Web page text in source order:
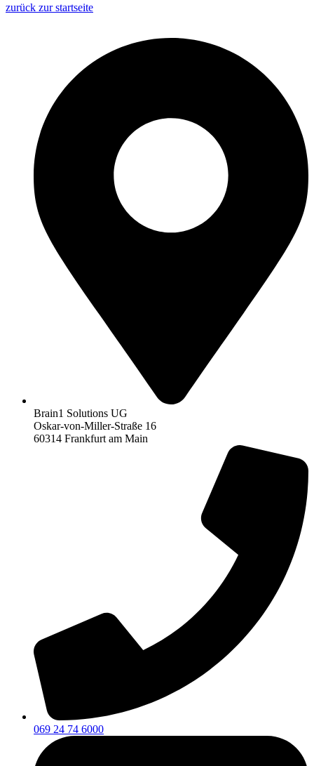
zurück zur startseite
Brain1 Solutions UG
Oskar-von-Miller-Straße 16
60314 Frankfurt am Main
069 24 74 6000